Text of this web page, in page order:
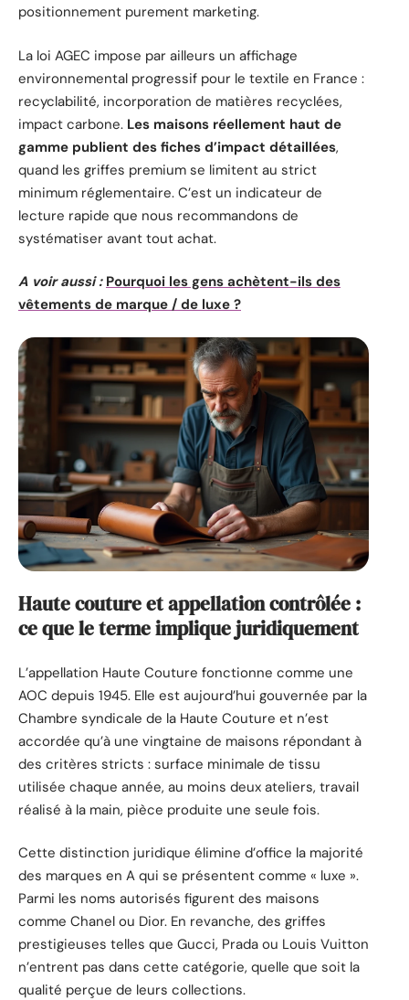
positionnement purement marketing.
La loi AGEC impose par ailleurs un affichage
environnemental progressif pour le textile en France :
recyclabilité, incorporation de matières recyclées,
impact carbone. Les maisons réellement haut de
gamme publient des fiches d’impact détaillées,
quand les griffes premium se limitent au strict
minimum réglementaire. C’est un indicateur de
lecture rapide que nous recommandons de
systématiser avant tout achat.
A voir aussi : Pourquoi les gens achètent-ils des
vêtements de marque / de luxe ?
Haute couture et appellation contrôlée :
ce que le terme implique juridiquement
L’appellation Haute Couture fonctionne comme une
AOC depuis 1945. Elle est aujourd’hui gouvernée par la
Chambre syndicale de la Haute Couture et n’est
accordée qu’à une vingtaine de maisons répondant à
des critères stricts : surface minimale de tissu
utilisée chaque année, au moins deux ateliers, travail
réalisé à la main, pièce produite une seule fois.
Cette distinction juridique élimine d’office la majorité
des marques en A qui se présentent comme « luxe ».
Parmi les noms autorisés figurent des maisons
comme Chanel ou Dior. En revanche, des griffes
prestigieuses telles que Gucci, Prada ou Louis Vuitton
n’entrent pas dans cette catégorie, quelle que soit la
qualité perçue de leurs collections.